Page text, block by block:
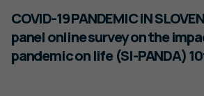
COVID-19 PANDEMIC IN
panel online survey on the
pandemic on life (SI-PANDA)